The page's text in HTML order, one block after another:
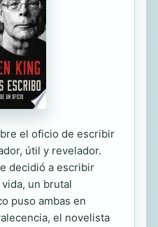
el oficio de escribir
útil y revelador.
decidió a escribir
un brutal
puso ambas en
el novelista